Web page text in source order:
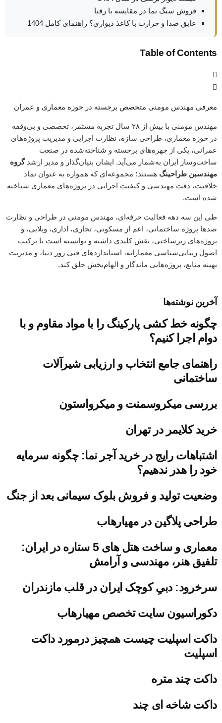
فروش سنگ نما در مقایسه با رقبا
عایق صدا و حرارت با کاغذ دیواری؟ راهنمای کامل 1404
Table of Contents
معرفی مهندس مومنی متخصص برجسته در حوزه معماری و عمران
مهندس مومنی با بیش از ۲۸ سال تجربه‌ مستمر، تخصصی و بی‌وقفه
در حوزه معماری، طراحی سازه، نظارت اجرایی و مدیریت پروژه‌های
عمرانی، یکی از چهره‌های برجسته و شناخته‌شده در صنعت
ساخت‌وساز ایران به‌شمار می‌آید. ایشان بنیان‌گذار و مدیر ارشدگروه
مهندسین طراحینگ هستند؛ مجموعه‌ای که همواره به عنوان نماد
خلاقیت، دقت مهندسی و کیفیت اجرایی در پروژه‌های معماری شناخته
شده است.
طی این سه دهه فعالیت حرفه‌ای، مهندس مومنی در طراحی و نظارت
صدها پروژه ساختمانی، اعم از مسکونی، تجاری، اداری، ویلایی، و
پروژه‌های زیرساختی، نقش کلیدی داشته و توانسته است با ترکیب
اصول زیبایی‌شناسی معمارانه، استانداردهای فنی روز دنیا، و مدیریت
بهینه منابع، پروژه‌هایی ماندگار و الهام‌بخش خلق کند.
آخرین نوشته‌ها
چگونه خط کشی پارکینگ را با مواد مقاوم و با
دوام اجرا کنیم؟
راهنمای جامع انتخاب و ارزیابی شیرآلات
ساختمانی
بررسی میکروسمنت و میکرواستون
خرید کلایمر در تهران
اشتباهات رایج در خرید آجر نما: چگونه سرمایه
خود را هدر ندهیم؟
وضعیت تولید و فروش بلوک سیمانی بعد از جنگ
طراحی پلاگین در مهیارهاب
معماری و ساخت هتل های 5 ستاره در ایران:
تلفیق هنر، مهندسی و آرامش
سرخرود: دبیِ کوچک ایران در قلب مازندران
دکوراسیون سایت تخصص مهیارهاب
داکت اسپلیت چیست همچیز درمورد داکت
اسپلیت
داکت چند متره
داکت شاخه ای چند